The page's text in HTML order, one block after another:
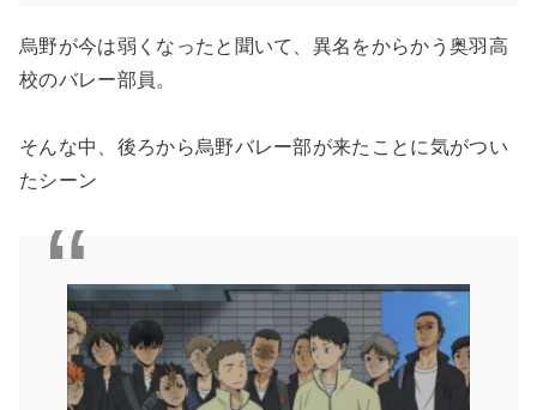
烏野が今は弱くなったと聞いて、異名をからかう奥羽高
校のバレー部員。
そんな中、後ろから烏野バレー部が来たことに気がつい
たシーン